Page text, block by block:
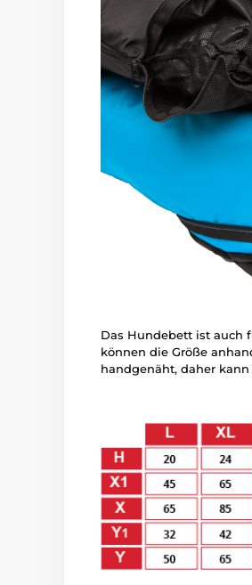
Das Hundebett ist auch
können die Größe
handgenäht, daher